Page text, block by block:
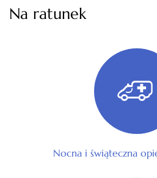
Na ratunek
Nocna i świąteczna